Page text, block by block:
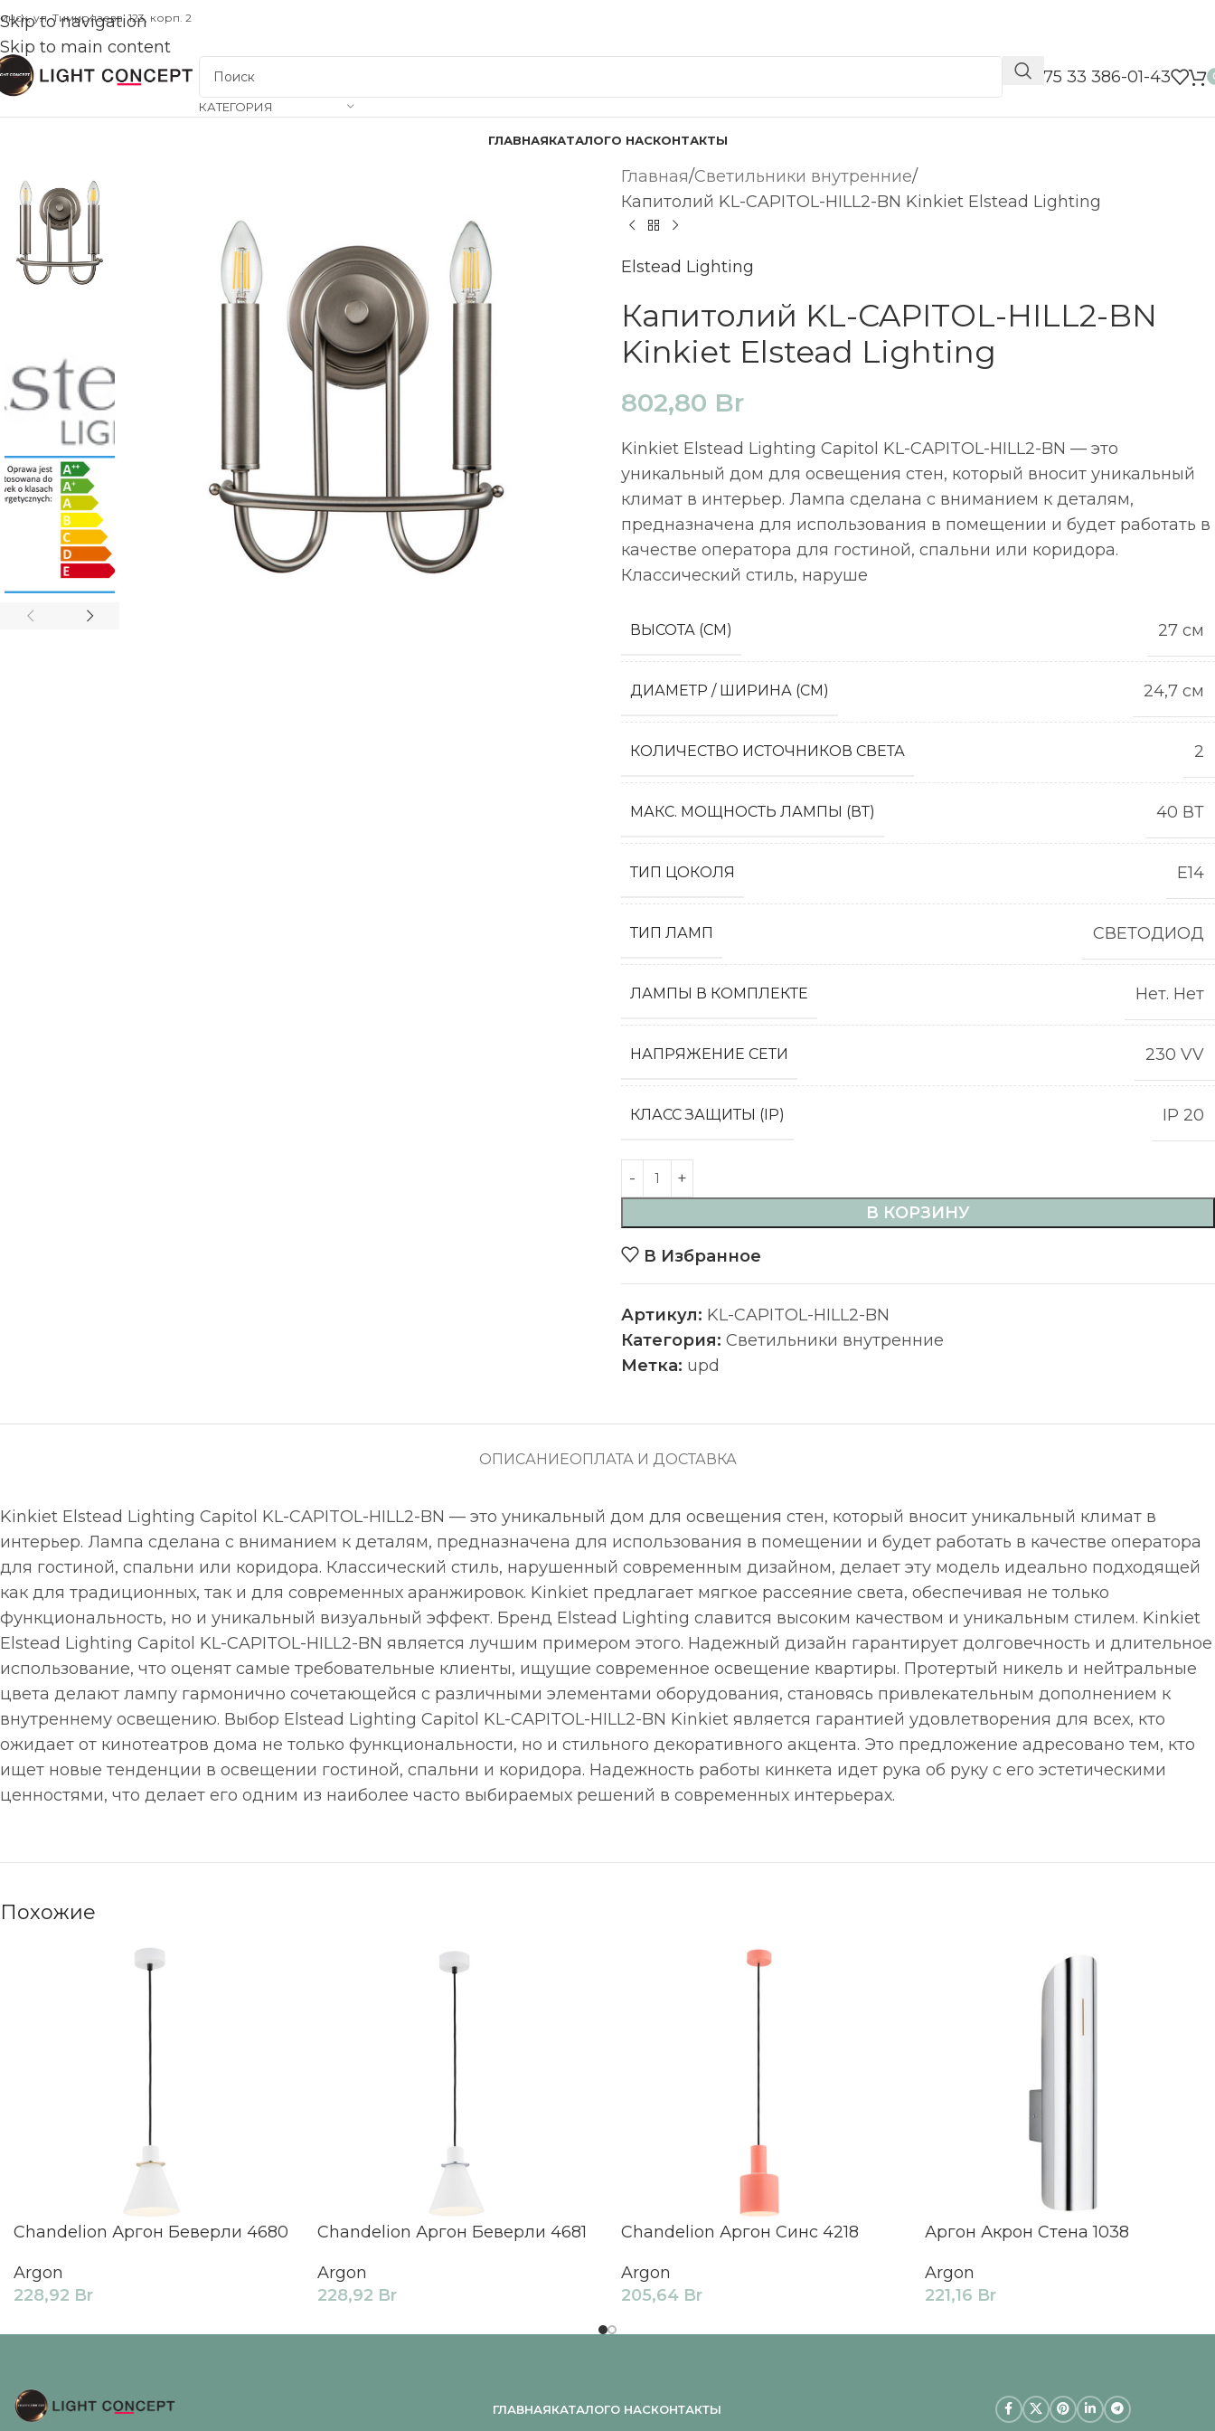
Skip to navigation
Skip to main content
ул. Тимирязева, 123, корп. 2
КАТЕГОРИЯ
📞 +375 33 386-01-43
ГЛАВНАЯКАТАЛОГО НАСКОНТАКТЫ
Главная Светильники внутренние
Капитолий KL-CAPITOL-HILL2-BN Kinkiet Elstead Lighting
Elstead Lighting
Капитолий KL-CAPITOL-HILL2-BN
Kinkiet Elstead Lighting
802,80 Br
Kinkiet Elstead Lighting Capitol KL-CAPITOL-HILL2-BN — это
уникальный дом для освещения стен, который вносит уникальный
климат в интерьер. Лампа сделана с вниманием к деталям,
предназначена для использования в помещении и будет работать в
качестве оператора для гостиной, спальни или коридора.
Классический стиль, наруше
ВЫСОТА (СМ) 27 см
ДИАМЕТР / ШИРИНА (СМ) 24,7 см
КОЛИЧЕСТВО ИСТОЧНИКОВ СВЕТА 2
МАКС. МОЩНОСТЬ ЛАМПЫ (ВТ) 40 ВТ
ТИП ЦОКОЛЯ Е14
ТИП ЛАМП СВЕТОДИОД
ЛАМПЫ В КОМПЛЕКТЕ Нет. Нет
НАПРЯЖЕНИЕ СЕТИ 230 VV
КЛАСС ЗАЩИТЫ (IP) IP 20
В КОРЗИНУ
В Избранное
Артикул: KL-CAPITOL-HILL2-BN
Категория: Светильники внутренние
Метка: upd
ОПИСАНИЕОПЛАТА И ДОСТАВКА
Kinkiet Elstead Lighting Capitol KL-CAPITOL-HILL2-BN — это уникальный дом для освещения стен, который вносит уникальный климат в
интерьер. Лампа сделана с вниманием к деталям, предназначена для использования в помещении и будет работать в качестве оператора
для гостиной, спальни или коридора. Классический стиль, нарушенный современным дизайном, делает эту модель идеально подходящей
как для традиционных, так и для современных аранжировок. Kinkiet предлагает мягкое рассеяние света, обеспечивая не только
функциональность, но и уникальный визуальный эффект. Бренд Elstead Lighting славится высоким качеством и уникальным стилем. Kinkiet
Elstead Lighting Capitol KL-CAPITOL-HILL2-BN является лучшим примером этого. Надежный дизайн гарантирует долговечность и длительное
использование, что оценят самые требовательные клиенты, ищущие современное освещение квартиры. Протертый никель и нейтральные
цвета делают лампу гармонично сочетающейся с различными элементами оборудования, становясь привлекательным дополнением к
внутреннему освещению. Выбор Elstead Lighting Capitol KL-CAPITOL-HILL2-BN Kinkiet является гарантией удовлетворения для всех, кто
ожидает от кинотеатров дома не только функциональности, но и стильного декоративного акцента. Это предложение адресовано тем, кто
ищет новые тенденции в освещении гостиной, спальни и коридора. Надежность работы кинкета идет рука об руку с его эстетическими
ценностями, что делает его одним из наиболее часто выбираемых решений в современных интерьерах.
Похожие
Chandelion Аргон Беверли 4680
Argon
228,92 Br
Chandelion Аргон Беверли 4681
Argon
228,92 Br
Chandelion Аргон Синс 4218
Argon
205,64 Br
Аргон Акрон Стена 1038
Argon
221,16 Br
ГЛАВНАЯКАТАЛОГО НАСКОНТАКТЫ